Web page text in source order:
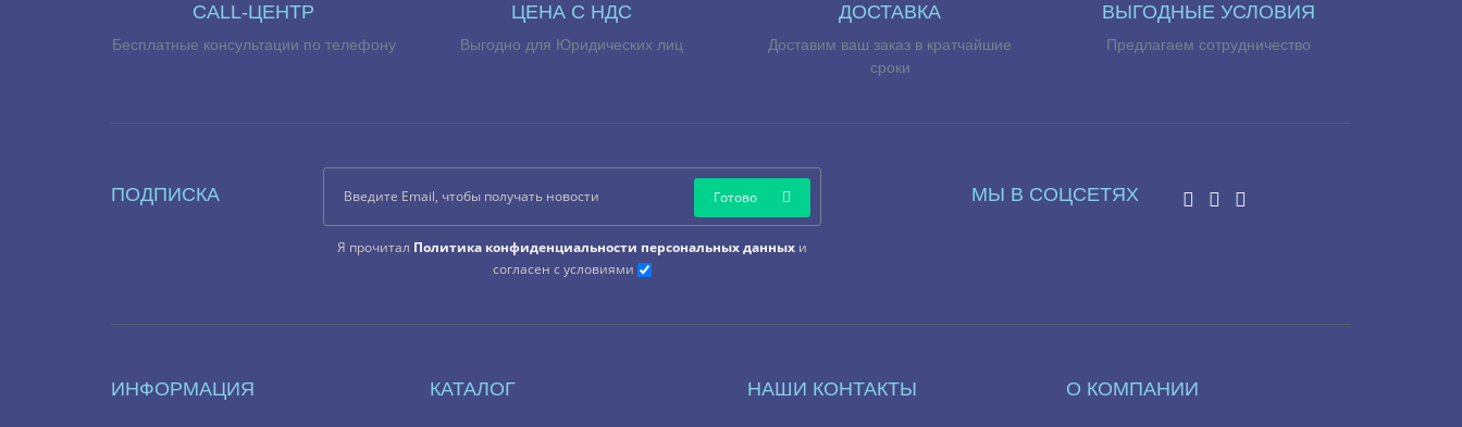
CALL-ЦЕНТР
Бесплатные консультации по телефону
ЦЕНА С НДС
Выгодно для Юридических лиц
ДОСТАВКА
Доставим ваш заказ в кратчайшие
сроки
ВЫГОДНЫЕ УСЛОВИЯ
Предлагаем сотрудничество
ПОДПИСКА
Я прочитал Политика конфиденциальности персональных данныхи
согласен с условиями
Готово МЫ В СОЦСЕТЯХ
ИНФОРМАЦИЯ КАТАЛОГ НАШИ КОНТАКТЫ О КОМПАНИИ